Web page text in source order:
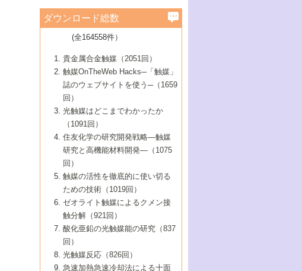
立大学）
ールホテル豊橋）
B号 第111回触媒討論会（2013年・関西大
7号 水素を利用する化成品合成の新潮流
6号 新しい固体酸触媒技術
7号 ゼオライト合成における最近の進歩
5号 触媒を有効に使うための技術
7号 有機分子触媒による精密有機合成
8号 高機能化ポリオレフィンに向けた重合
触媒の最近の進展
蔵技術の進歩
5号 CO2が関わる触媒・材料
7号 持続可能社会実現のための触媒および
触媒関連技術
4号 錯体を利用したユニークな表面構造の
構築と機能
5号 若手会員による触媒研究の未来展望1：
企業編
6号 第102回触媒討論会
7号 触媒・化学反応における計算化学の進
8号 若手研究者による触媒研究の未来展望
2：大学・研究所編
3号 実用的ファインケミカル合成プロセス
を実現する触媒
5号 こんな物質，あんな物質―新たな触媒
の可能性―
7号 『結晶の化学』を活かした触媒研究
8号 イオン液体の応用
2号 第97回触媒討論会
3号 リビング重合触媒の最近の展開
5号 水素製造・貯蔵のための触媒技術の新
しい展開
6号 第98回触媒討論会
7号 基礎化学品製造の触媒技術
8号 多機能型リアクター
1号 最近の触媒担体とその効果
2号 第95回触媒討論会
4号 水分解用光触媒材料
5号 時間分解分光の進歩と応用
6号 第96回触媒討論会
8号 超臨界流体を用いた化学プロセスの新
▼46巻（2004年）
1号 部分酸化反応触媒の最前線
2号 第93回触媒討論会
3号 特殊エネルギー場の触媒反応
4号 生体内における金属の触媒作用
5号 ファインケミカルズの展開に寄与する
6号 第94回触媒討論会
7号 サブナノレベルでみた新しい表面現象
8号 オレフィン重合触媒の新たな展
▼45巻（2003年）
1号 なぜこの触媒が良いのか？
2号 第91回触媒討論会
3号 最近の自動車排ガス処理技術
4号 触媒研究の現状と将来─第90回触媒討論
5号 基礎化学品製造の触媒技術
6号 第92回触媒討論会
7号 基礎化学品製造の触媒技術
8号 資源の循環と触媒技術
▼44巻（2002年）
1号 高次制御された触媒の化学
2号 第89回触媒討論会
3号 触媒を利用した電気化学の新展開
4号 ナノ材料の調製と機能化
5号 こんな触媒が欲しい
6号 第90回触媒討論会
7号 触媒研究と学術雑誌/情報
8号 若い世代からみた触媒化学の現状と未
▼43巻（2001年）
1号 グリーンケミストリーと触媒
2号 第87回触媒討論会特集号
3号 生体触媒とバイオプロセス
4号 水素製造・利用の触媒化学
5号 触媒研究における新しい切り口：コン
ビナトリアルケミストリー
6号 第88回触媒討論会特集号
7号 企業における触媒研究のブレークスル
8号 この材料を触媒として使ってみません
▼42巻（2000年）
1号 触媒反応工学の明日を拓く
2号 第85回触媒討論会
3号 反応ダイナミクス
5号 触媒のおもしろさをどのように伝える
6号 第86回触媒討論会
7号 水素化精製触媒の新しい展開
8号 新しい反応性と機能性を目指した金属
クラスタ-化学
▼41巻（1999年）
1号 孔、穴、あな?-特異な空間とその利用-
2号 第83回触媒討論会
3号 均一系触媒反応最前線
4号 実用炭素材料の新展開
5号 研究の方法論を考える
7号 機能性金属材料と触媒
8号 触媒研究へのNMRの応用と展望
▼40巻（1998年）
進展と21世紀への提言/創立40周年記念・触
媒学会この10年の歩みとこれから/創立40周
2号 第81回触媒討論会
3号 計算機触媒化学へのさそい
4号 触媒劣化の制御と予測
5号 最新の実用プロセスと触媒
6号 第82回触媒討論会
1号 均一系と不均一系触媒反応-その特徴と
接点
2号 第79回触媒討論会
3号 最新NO除去触媒の実用化研究
4号 新しい反応場を目指した触媒調製
5号 反応・分離技術の新しい展開
6号 第80回触媒討論会
▼38巻（1996年）
1号 触媒の構造と触媒作用/C1化学を中心と
する21世紀への触媒
3号 オリンピックメダル:金・銀・銅はどん
な触媒作用を示すか
4号 触媒作用における機能の複合化
▼37巻（1995年）
1号 ファインケミカルズと固体触媒
2号 第75回触媒討論会
3号 希土類を利用した触媒
4号 触媒とリサイクル
5号 エネルギー変換触媒
▼36巻（1994年）
1号 電気化学と触媒
2号 第73回触媒討論会
3号 C4化学の展開
4号 《通常号》
▼35巻（1993年）
1号 工業触媒開発マニュアル―探索から工
業化まで
2号 第71回触媒討論会
▼34巻（1992年）
1号 インパクトを与えたこの研究
2号 第69回触媒討論会
▼33巻（1991年）
1号 触媒プロセス開発マニュアル―探索か
▼32巻（1990年）
ダウンロード総数
(全164558件）
貴金属合金触媒（2051回）
触媒OnTheWeb Hacks─「触媒」
誌のウェブサイトを使う─（1659
回）
光触媒はどこまでわかったか
（1091回）
住友化学の研究開発戦略―触媒
研究と高機能材料開発―（1075
回）
触媒の活性を徹底的に使い切る
ための技術（1019回）
ゼオライト触媒によるクメン接
触分解（921回）
酸化亜鉛の光触媒能の研究（837
回）
光触媒反応（826回）
急速加熱急速冷却法による十面